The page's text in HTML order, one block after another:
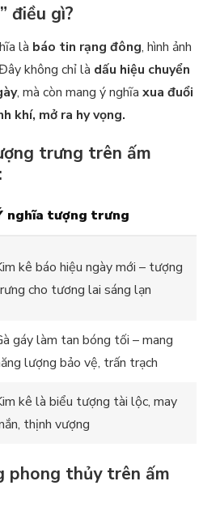
điều gì?
là báo tin rạng đông, hình ảnh
không chỉ là dấu hiệu chuyển
, mà còn mang ý nghĩa xua đuổi
khí, mở ra hy vọng.
trưng trên ấm
nghĩa tượng trưng
kê báo hiệu ngày mới – tượng
cho tương lai sáng lạn
gáy làm tan bóng tối – mang
lượng bảo vệ, trấn trạch
kê là biểu tượng tài lộc, may
thịnh vượng
phong thủy trên ấm